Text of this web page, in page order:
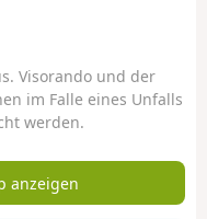
Visorando und der
im Falle eines Unfalls
werden.
anzeigen